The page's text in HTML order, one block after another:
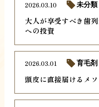
大人が享受すべき歯
への投資
2026.03.10 未分類
頭皮に直接届けるメ
2026.03.01 育毛剤